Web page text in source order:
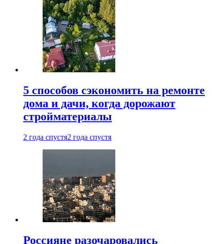
5 способов сэкономить на ремонте
дома и дачи, когда дорожают
стройматериалы
2 года спустя2 года спустя
Россияне разочаровались